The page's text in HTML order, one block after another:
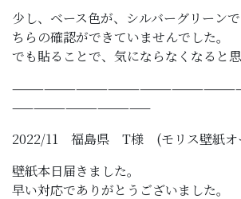
少し、ベース色が、シルバーグリーン
ちらの確認ができていませんでした。
でも貼ることで、気にならなくなると思
—————————————
2022/11 福島県 T様 (モリス壁紙オ
壁紙本日届きました。
早い対応でありがとうございました。